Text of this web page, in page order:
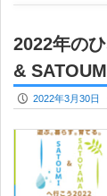
2022年の
&
P 2022年3月30日